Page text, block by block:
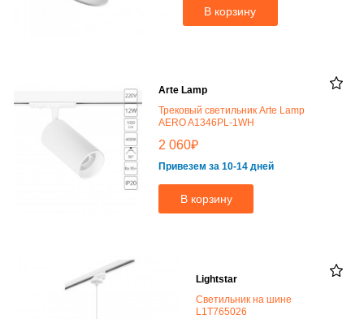
В корзину
Arte Lamp
Трековый светильник Arte Lamp
AERO A1346PL-1WH
2 060₽
Привезем за 10-14 дней
В корзину
Lightstar
Светильник на шине
L1T765026